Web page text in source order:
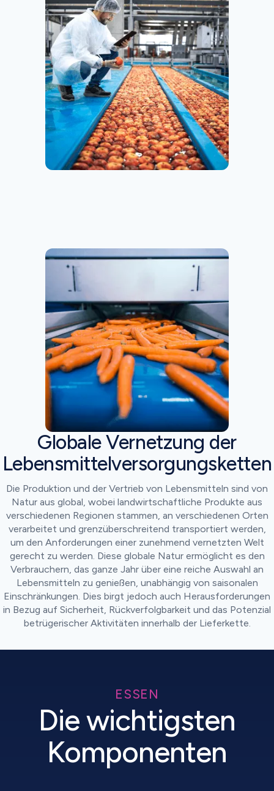
Globale Vernetzung der
Lebensmittelversorgungsketten
Die Produktion und der Vertrieb von Lebensmitteln sind von
Natur aus global, wobei landwirtschaftliche Produkte aus
verschiedenen Regionen stammen, an verschiedenen Orten
verarbeitet und grenzüberschreitend transportiert werden,
um den Anforderungen einer zunehmend vernetzten Welt
gerecht zu werden. Diese globale Natur ermöglicht es den
Verbrauchern, das ganze Jahr über eine reiche Auswahl an
Lebensmitteln zu genießen, unabhängig von saisonalen
Einschränkungen. Dies birgt jedoch auch Herausforderungen
in Bezug auf Sicherheit, Rückverfolgbarkeit und das Potenzial
betrügerischer Aktivitäten innerhalb der Lieferkette.
ESSEN
Die wichtigsten
Komponenten